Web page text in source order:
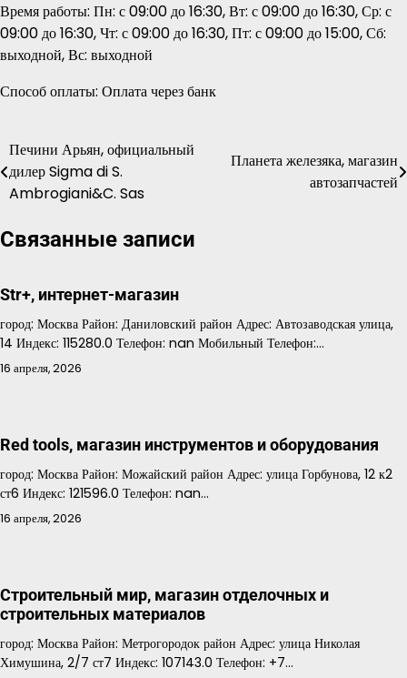
Время работы: Пн: с 09:00 до 16:30, Вт: с 09:00 до 16:30, Ср: с
09:00 до 16:30, Чт: с 09:00 до 16:30, Пт: с 09:00 до 15:00, Сб:
выходной, Вс: выходной
Способ оплаты: Оплата через банк
Навигация
по
Печини Арьян, официальный
дилер Sigma di S.
Ambrogiani&C. Sas
Планета железяка, магазин
автозапчастей
Связанные записи
Str+, интернет-магазин
город: Москва Район: Даниловский район Адрес: Автозаводская улица,
14 Индекс: 115280.0 Телефон: nan Мобильный Телефон:…
16 апреля, 2026
Red tools, магазин инструментов и оборудования
город: Москва Район: Можайский район Адрес: улица Горбунова, 12 к2
ст6 Индекс: 121596.0 Телефон: nan…
16 апреля, 2026
Строительный мир, магазин отделочных и
строительных материалов
город: Москва Район: Метрогородок район Адрес: улица Николая
Химушина, 2/7 ст7 Индекс: 107143.0 Телефон: +7…